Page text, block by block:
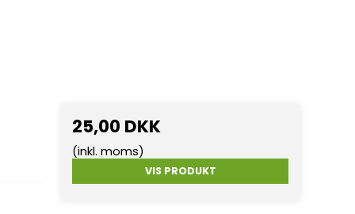
25,00 DKK
(inkl. moms)
VIS PRODUKT